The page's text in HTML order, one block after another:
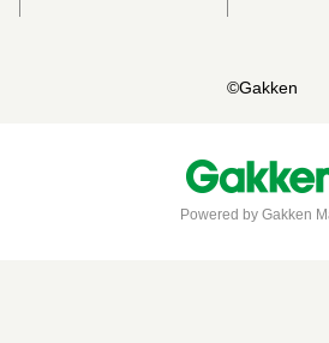
©Gakken
Powered by Gakken